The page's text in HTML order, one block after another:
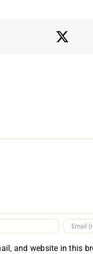
and website in this